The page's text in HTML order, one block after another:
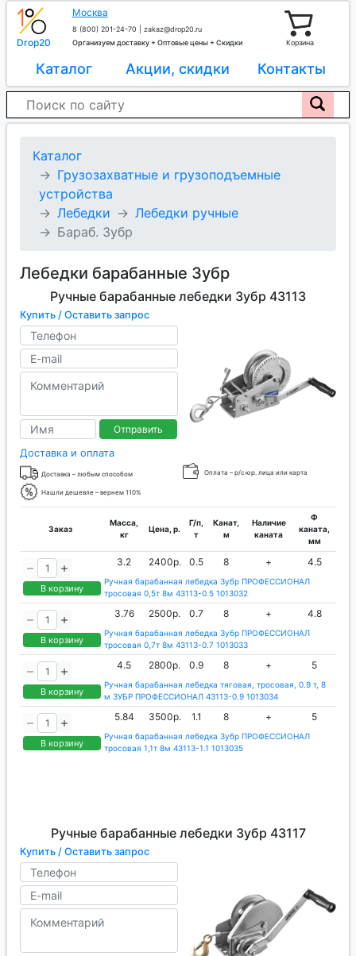
Drop20
Москва
8 (800) 201-24-70
zakaz@drop20.ru
Организуем доставку + Оптовые цены + Скидки
Корзина
Каталог Акции, скидки Контакты
Каталог
Грузозахватные и грузоподъемные
устройства
Лебедки
Лебедки ручные
Бараб. Зубр
Лебедки барабанные Зубр
Ручные барабанные лебедки Зубр 43113
Купить / Оставить запрос
Отправить
Доставка и оплата
Доставка – любым способом Оплата – р/с юр. лица или карта
Нашли дешевле – вернем 110%
Заказ
Масса,
кг
Цена, р.
Г/п,
т
Канат,
м
Наличие
каната
Ф
каната,
мм
В корзину
3.2 2400р. 0.5 8 + 4.5
Ручная барабанная лебедка Зубр ПРОФЕССИОНАЛ
тросовая 0,5т 8м 43113-0.5 1013032
В корзину
3.76 2500р. 0.7 8 + 4.8
Ручная барабанная лебедка Зубр ПРОФЕССИОНАЛ
тросовая 0,7т 8м 43113-0.7 1013033
В корзину
4.5 2800р. 0.9 8 + 5
Ручная барабанная лебедка тяговая, тросовая, 0.9 т, 8
м ЗУБР ПРОФЕССИОНАЛ 43113-0.9 1013034
В корзину
5.84 3500р. 1.1 8 + 5
Ручная барабанная лебедка Зубр ПРОФЕССИОНАЛ
тросовая 1,1т 8м 43113-1.1 1013035
Ручные барабанные лебедки Зубр 43117
Купить / Оставить запрос